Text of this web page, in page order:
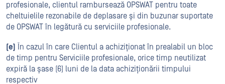
profesionale, clientul rambursează OPSWAT pentru toate
cheltuielile rezonabile de deplasare și din buzunar suportate
de OPSWAT în legătură cu serviciile profesionale.
(e) În cazul în care Clientul a achiziționat în prealabil un bloc
de timp pentru Serviciile profesionale, orice timp neutilizat
expiră la șase (6) luni de la data achiziționării timpului
respectiv